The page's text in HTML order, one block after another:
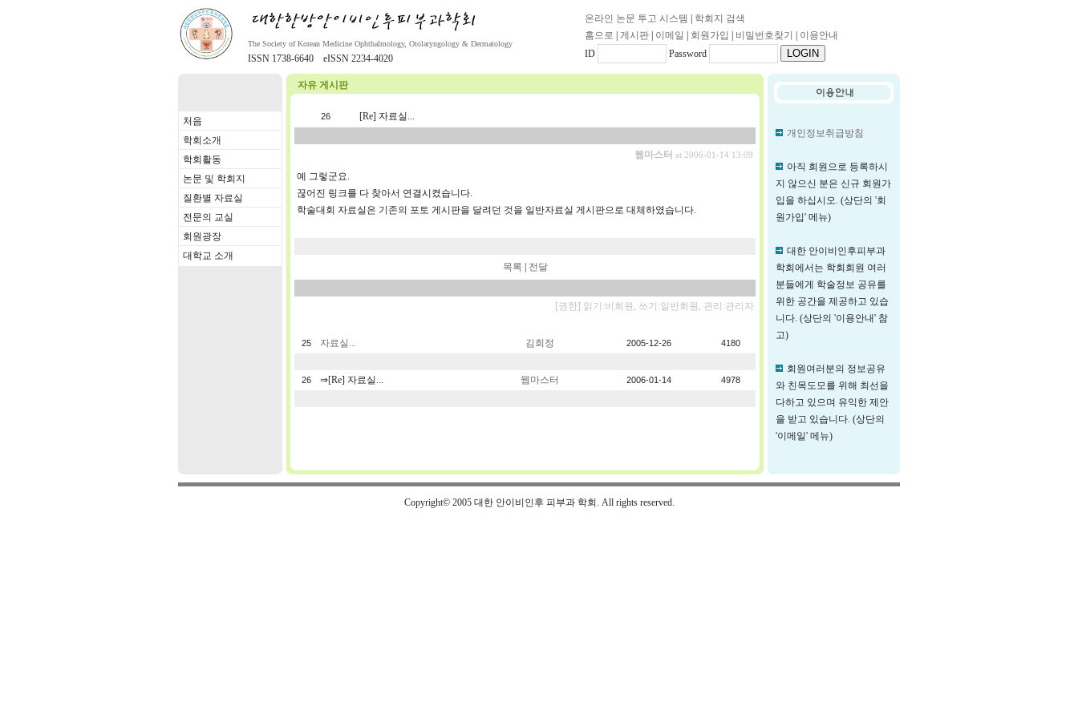
The Society of Korean Medicine Ophthalmology, Otolaryngology & Dermatology
ISSN 1738-6640 eISSN 2234-4020
온라인 논문 투고 시스템
학회지 검색
홈으로
게시판 이메일 회원가입 비밀번호찾기
이용안내
ID
Password
처음
학회소개
학회활동
논문 및 학회지
질환별 자료실
전문의 교실
회원광장
대학교 소개
자유 게시판
26 [Re] 자료실...
웹마스터 at 2006-01-14 13:09
예 그렇군요.
끊어진 링크를 다 찾아서 연결시켰습니다.
학술대회 자료실은 기존의 포토 게시판을 달려던 것을 일반자료실 게시판으로 대체하였습니다.
목록 전달
[권한] 읽기:비회원, 쓰기:일반회원, 관리:관리자
25 자료실... 김희정 2005-12-26 4180
26 ⇒[Re] 자료실... 웹마스터 2006-01-14 4978
개인정보취급방침
아직 회원으로 등록하시
지 않으신 분은 신규 회원가
입을 하십시오. (상단의 '회
원가입' 메뉴)
대한 안이비인후피부과
학회에서는 학회회원 여러
분들에게 학술정보 공유를
위한 공간을 제공하고 있습
니다. (상단의 '이용안내' 참
고)
회원여러분의 정보공유
와 친목도모를 위해 최선을
다하고 있으며 유익한 제안
을 받고 있습니다. (상단의
'이메일' 메뉴)
Copyright© 2005 대한 안이비인후 피부과 학회. All rights reserved.